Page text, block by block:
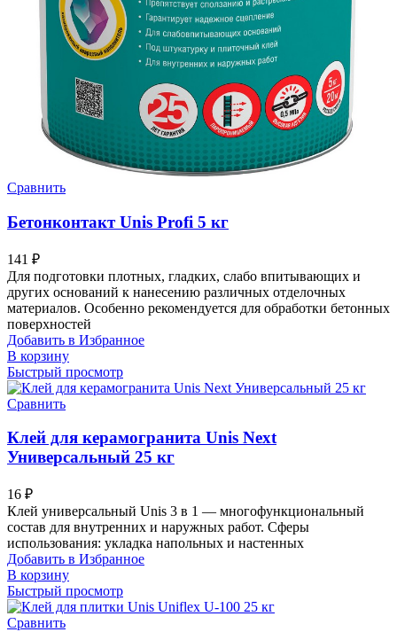
Сравнить
Бетонконтакт Unis Profi 5 кг
141 ₽
Для подготовки плотных, гладких, слабо впитывающих и
других оснований к нанесению различных отделочных
материалов. Особенно рекомендуется для обработки бетонных
поверхностей
Добавить в Избранное
В корзину
Быстрый просмотр
Сравнить
Клей для керамогранита Unis Next
Универсальный 25 кг
16 ₽
Клей универсальный Unis 3 в 1 — многофункциональный
состав для внутренних и наружных работ. Сферы
использования: укладка напольных и настенных
Добавить в Избранное
В корзину
Быстрый просмотр
Сравнить